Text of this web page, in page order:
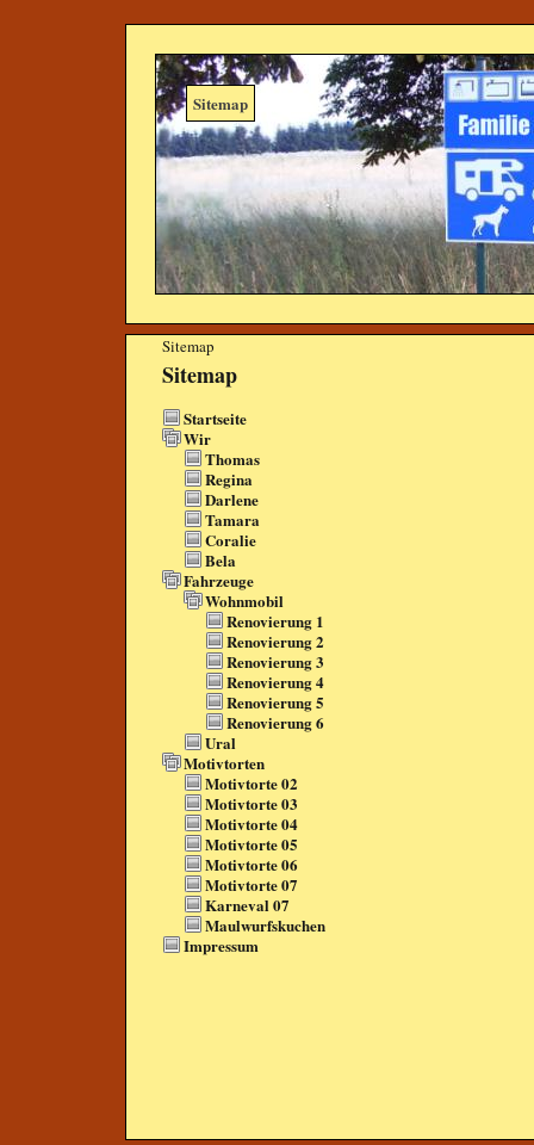
Sitemap
Sitemap
Sitemap
Startseite
Wir
Thomas
Regina
Darlene
Tamara
Coralie
Bela
Fahrzeuge
Wohnmobil
Renovierung 1
Renovierung 2
Renovierung 3
Renovierung 4
Renovierung 5
Renovierung 6
Ural
Motivtorten
Motivtorte 02
Motivtorte 03
Motivtorte 04
Motivtorte 05
Motivtorte 06
Motivtorte 07
Karneval 07
Maulwurfskuchen
Impressum